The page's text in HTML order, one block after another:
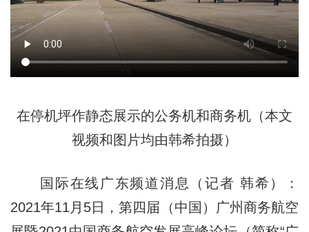
在停机坪作静态展示的公务机和商务机（本文
视频和图片均由韩希拍摄）
国际在线广东频道消息（记者 韩希）：
2021年11月5日，第四届（中国）广州商务航空